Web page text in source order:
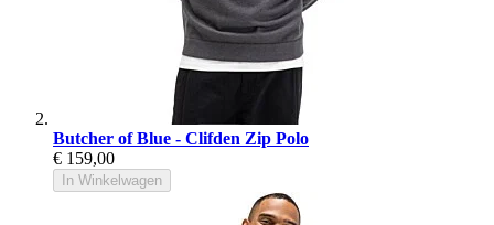
Butcher of Blue - Clifden Zip Polo
€ 159,00
In Winkelwagen